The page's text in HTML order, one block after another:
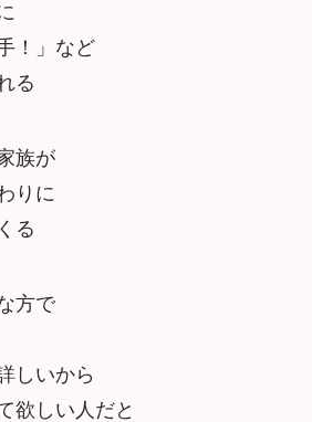
！」など
る
族が
りに
る
方で
しいから
欲しい人だと